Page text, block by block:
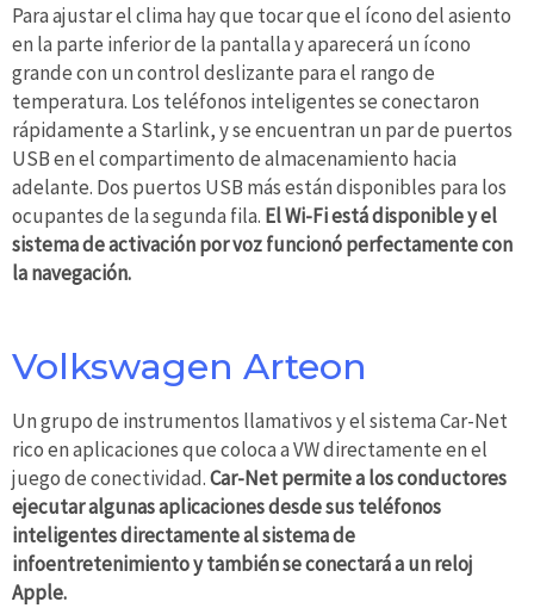
Para ajustar el clima hay que tocar que el ícono del asiento
en la parte inferior de la pantalla y aparecerá un ícono
grande con un control deslizante para el rango de
temperatura. Los teléfonos inteligentes se conectaron
rápidamente a Starlink, y se encuentran un par de puertos
USB en el compartimento de almacenamiento hacia
adelante. Dos puertos USB más están disponibles para los
ocupantes de la segunda fila. El Wi-Fi está disponible y el
sistema de activación por voz funcionó perfectamente con
la navegación.
Volkswagen Arteon
Un grupo de instrumentos llamativos y el sistema Car-Net
rico en aplicaciones que coloca a VW directamente en el
juego de conectividad.Car-Net permite a los conductores
ejecutar algunas aplicaciones desde sus teléfonos
inteligentes directamente al sistema de
infoentretenimiento y también se conectará a un reloj
Apple.